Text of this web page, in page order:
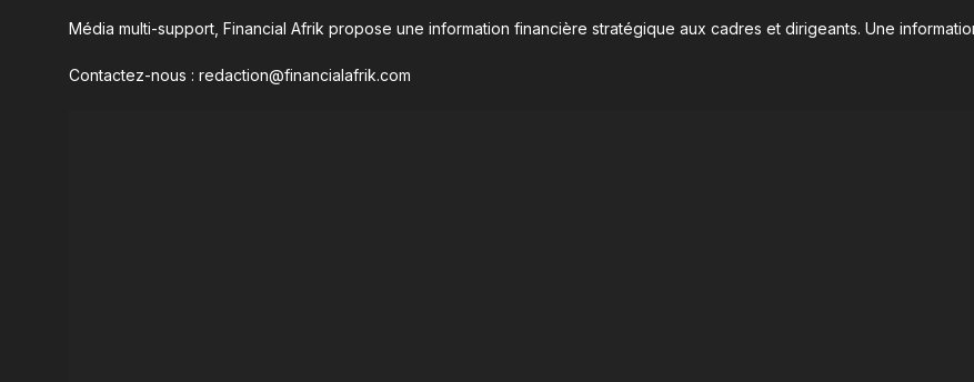
Média multi-support, Financial Afrik propose une information financière stratégique aux cadres et dirigeants. Une
Contactez-nous : redaction@financialafrik.com